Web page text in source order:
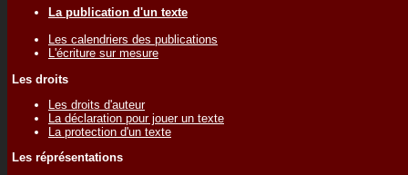
La publication d'un texte
Les calendriers des publications
L'écriture sur mesure
Les droits
Les droits d'auteur
La déclaration pour jouer un texte
La protection d'un texte
Les réprésentations